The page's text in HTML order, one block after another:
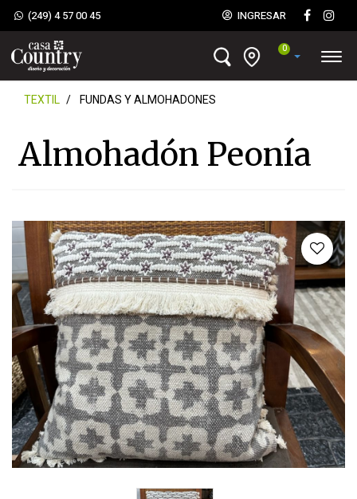
(249) 4 57 00 45 INGRESAR
0
TEXTIL FUNDAS Y ALMOHADONES
Almohadón Peonía